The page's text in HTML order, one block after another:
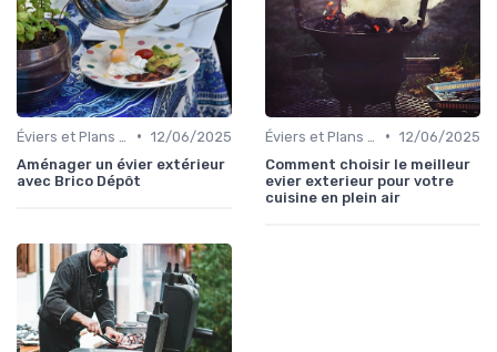
• 12/06/2025
Aménager un évier extérieur
avec Brico Dépôt
• 12/06/2025
Comment choisir le meilleur
evier exterieur pour votre
cuisine en plein air